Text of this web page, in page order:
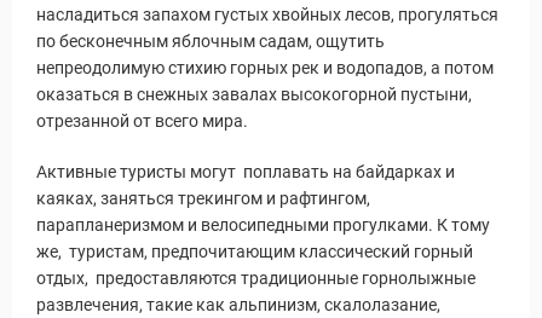
насладиться запахом густых хвойных лесов, прогуляться
по бесконечным яблочным садам, ощутить
непреодолимую стихию горных рек и водопадов, а потом
оказаться в снежных завалах высокогорной пустыни,
отрезанной от всего мира.
Активные туристы могут поплавать на байдарках и
каяках, заняться трекингом и рафтингом,
парапланеризмом и велосипедными прогулками. К тому
же, туристам, предпочитающим классический горный
отдых, предоставляются традиционные горнолыжные
развлечения, такие как альпинизм, скалолазание,